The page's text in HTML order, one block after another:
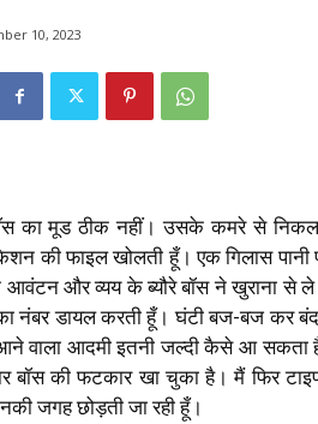
10, 2023
का मूड ठीक नहीं। उसके कमरे से
की फाइल खोलती हूँ। एक गिलास पानी
आवंटन और व्यय के ब्यौरे बॉस ने खुराना से
नंबर डायल करती हूँ। घंटी बज-बज कर बंद
वाला आदमी इतनी जल्दी कैसे आ सकता
बॉस की फटकार खा चुका है। मैं फिर
जगह छोड़ती जा रही हूँ।